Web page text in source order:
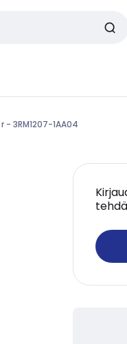
- 3RM1207-1AA04